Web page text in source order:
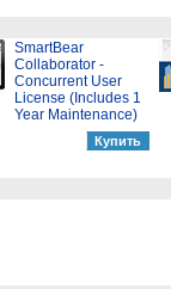
SmartBear
Collaborator -
Concurrent User
License (Includes 1
Year Maintenance)